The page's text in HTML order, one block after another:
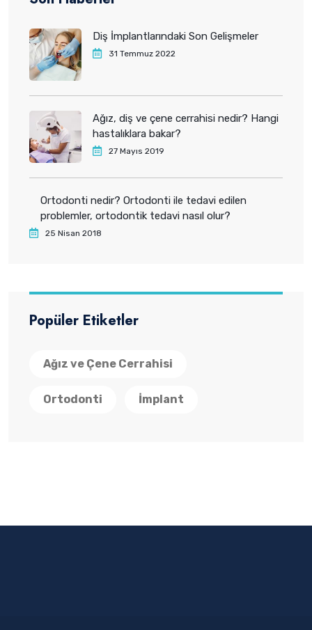
Diş İmplantlarındaki Son Gelişmeler
31 Temmuz 2022
Ağız, diş ve çene cerrahisi nedir? Hangi
hastalıklara bakar?
27 Mayıs 2019
Ortodonti nedir? Ortodonti ile tedavi edilen
problemler, ortodontik tedavi nasıl olur?
25 Nisan 2018
Popüler Etiketler
Ağız ve Çene Cerrahisi
Ortodonti İmplant